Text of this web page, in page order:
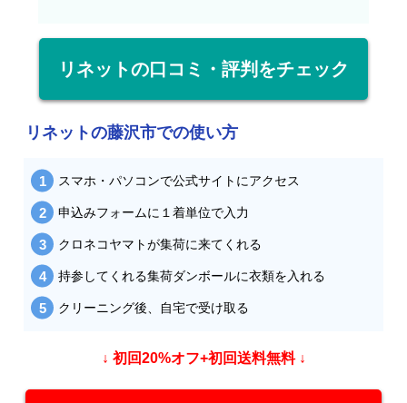
リネットの口コミ・評判をチェック
リネットの藤沢市での使い方
スマホ・パソコンで公式サイトにアクセス
申込みフォームに１着単位で入力
クロネコヤマトが集荷に来てくれる
持参してくれる集荷ダンボールに衣類を入れる
クリーニング後、自宅で受け取る
↓ 初回20%オフ+初回送料無料 ↓